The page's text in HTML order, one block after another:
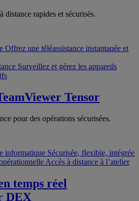
distance rapides et sécurisés.
Offrez une téléassistance instantanée et
Surveillez et gérez les appareils
Tensor
pour des opérations sécurisées.
informatique Sécurisée, flexible, intégrée
Accès à distance à l’atelier
temps réel
DEX